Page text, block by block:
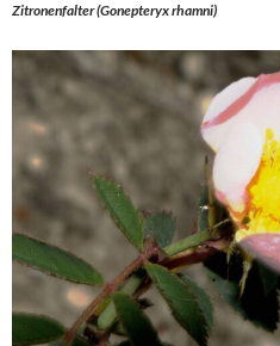
Zitronenfalter (Gonepteryx rhamni)